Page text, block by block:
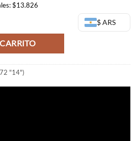
$13.826
$ ARS
Vol 3 (OUTLET) cantidad
"14")